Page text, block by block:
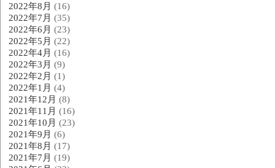
2022年8月 (16)
2022年7月 (35)
2022年6月 (23)
2022年5月 (22)
2022年4月 (16)
2022年3月 (9)
2022年2月 (1)
2022年1月 (4)
2021年12月 (8)
2021年11月 (16)
2021年10月 (23)
2021年9月 (6)
2021年8月 (17)
2021年7月 (19)